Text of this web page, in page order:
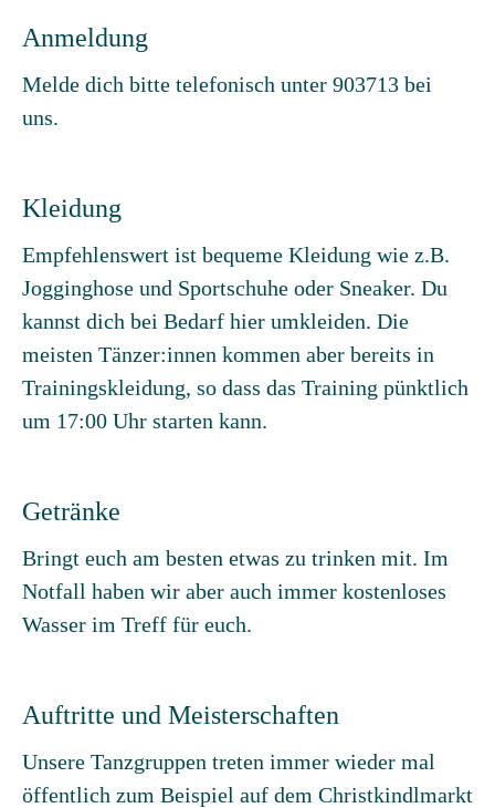
Anmeldung
Melde dich bitte telefonisch unter 903713 bei
uns.
Kleidung
Empfehlenswert ist bequeme Kleidung wie z.B.
Jogginghose und Sportschuhe oder Sneaker. Du
kannst dich bei Bedarf hier umkleiden. Die
meisten Tänzer:innen kommen aber bereits in
Trainingskleidung, so dass das Training pünktlich
um 17:00 Uhr starten kann.
Getränke
Bringt euch am besten etwas zu trinken mit. Im
Notfall haben wir aber auch immer kostenloses
Wasser im Treff für euch.
Auftritte und Meisterschaften
Unsere Tanzgruppen treten immer wieder mal
öffentlich zum Beispiel auf dem Christkindlmarkt